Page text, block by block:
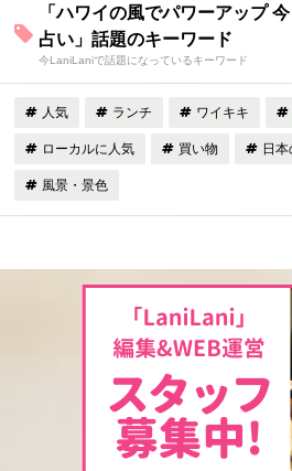
「ハワイの風でパワーアップ
占い」話題のキーワード
今LaniLaniで話題になっているキーワード
人気 ランチ ワイキキ
ローカルに人気 買い物 日
風景・景色